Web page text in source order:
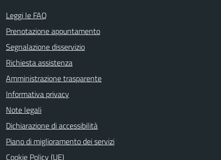
Leggi le FAQ
Prenotazione appuntamento
Segnalazione disservizio
Richiesta assistenza
Amministrazione trasparente
Informativa privacy
Note legali
Dichiarazione di accessibilità
Piano di miglioramento dei servizi
Cookie Policy (UE)